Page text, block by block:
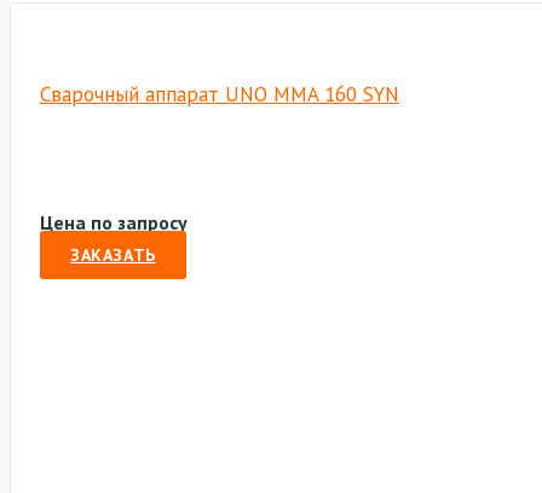
Сварочный аппарат UNO MMA 160 SYN
Цена по запросу
ЗАКАЗАТЬ